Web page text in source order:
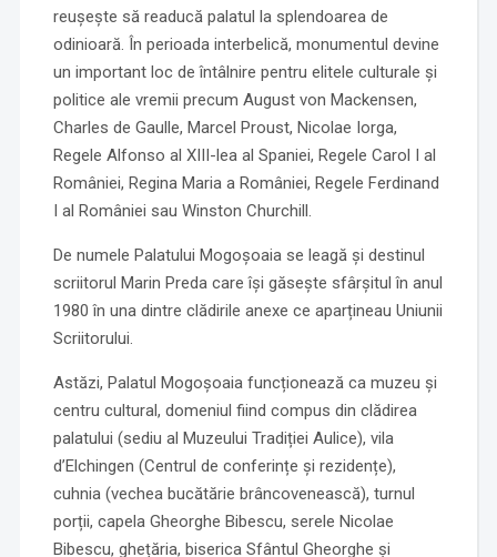
reușește să readucă palatul la splendoarea de
odinioară. În perioada interbelică, monumentul devine
un important loc de întâlnire pentru elitele culturale și
politice ale vremii precum August von Mackensen,
Charles de Gaulle, Marcel Proust, Nicolae Iorga,
Regele Alfonso al XIII-lea al Spaniei, Regele Carol I al
României, Regina Maria a României, Regele Ferdinand
I al României sau Winston Churchill.
De numele Palatului Mogoșoaia se leagă și destinul
scriitorul Marin Preda care își găsește sfârșitul în anul
1980 în una dintre clădirile anexe ce aparțineau Uniunii
Scriitorului.
Astăzi, Palatul Mogoșoaia funcționează ca muzeu și
centru cultural, domeniul fiind compus din clădirea
palatului (sediu al Muzeului Tradiției Aulice), vila
d’Elchingen (Centrul de conferințe și rezidențe),
cuhnia (vechea bucătărie brâncovenească), turnul
porții, capela Gheorghe Bibescu, serele Nicolae
Bibescu, ghețăria, biserica Sfântul Gheorghe și